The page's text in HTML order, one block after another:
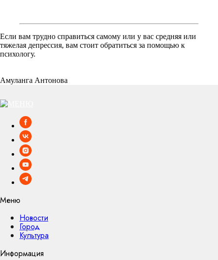
Если вам трудно справиться самому или у вас средняя или
тяжелая депрессия, вам стоит обратиться за помощью к
психологу.
Амуланга Антонова
Меню
Новости
Город
Культура
Информация